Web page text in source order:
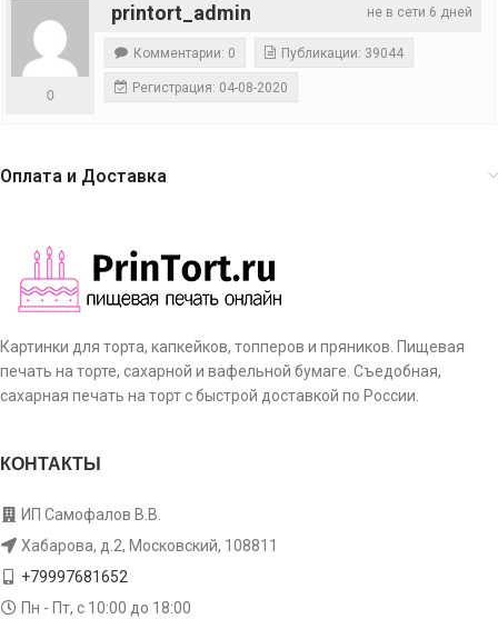
не в сети 6 дней
printort_admin
0
Комментарии: 0 Публикации: 39044
Регистрация: 04-08-2020
Оплата и Доставка
Картинки для торта, капкейков, топперов и пряников. Пищевая
печать на торте, сахарной и вафельной бумаге. Съедобная,
сахарная печать на торт с быстрой доставкой по России.
КОНТАКТЫ
ИП Самофалов В.В.
Хабарова, д.2, Московский, 108811
+79997681652
Пн - Пт, с 10:00 до 18:00